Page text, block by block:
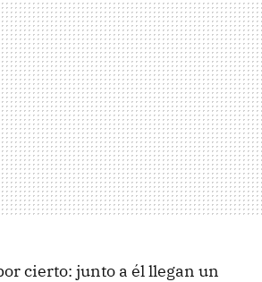
cierto: junto a él llegan un